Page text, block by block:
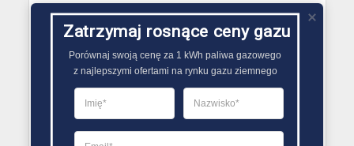
oddziałów obsługi klienta Polskiej Spółki
Gazownictwa.
Gazy techniczne Brzostek
Butle gazowe Brzostek
Gaz płynny Brzostek
LPG Brzostek
Zatrzymaj rosnące ceny gazu
Porównaj swoją cenę za 1 kWh paliwa gazowego
z najlepszymi ofertami na rynku gazu ziemnego